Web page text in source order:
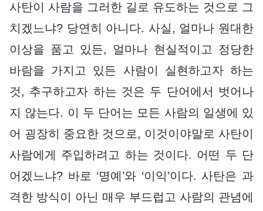
사탄이 사람을 그러한 길로 유도하는 것으로 그
치겠느냐? 당연히 아니다. 사실, 얼마나 원대한
이상을 품고 있든, 얼마나 현실적이고 정당한
바람을 가지고 있든 사람이 실현하고자 하는
것, 추구하고자 하는 것은 두 단어에서 벗어나
지 않는다. 이 두 단어는 모든 사람의 일생에 있
어 굉장히 중요한 것으로, 이것이야말로 사탄이
사람에게 주입하려고 하는 것이다. 어떤 두 단
어겠느냐? 바로 ‘명예’와 ‘이익’이다. 사탄은 과
격한 방식이 아닌 매우 부드럽고 사람의 관념에